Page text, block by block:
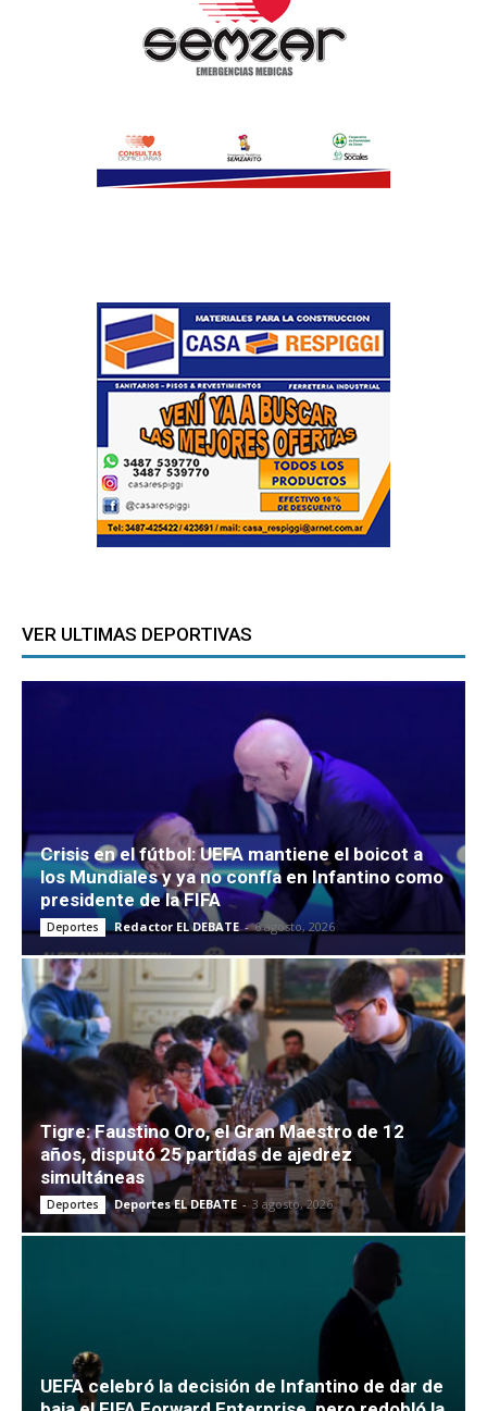
VER ULTIMAS DEPORTIVAS
Crisis en el fútbol: UEFA mantiene el boicot a
los Mundiales y ya no confía en Infantino como
presidente de la FIFA
Deportes Redactor EL DEBATE - 6 agosto, 2026
Tigre: Faustino Oro, el Gran Maestro de 12
años, disputó 25 partidas de ajedrez
simultáneas
Deportes Deportes EL DEBATE - 3 agosto, 2026
UEFA celebró la decisión de Infantino de dar de